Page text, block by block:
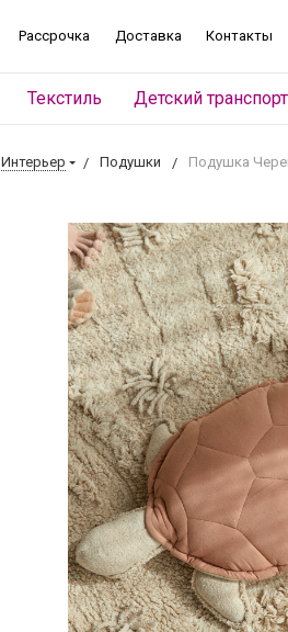
Рассрочка Доставка Контакты
Текстиль Детский транспорт
Интерьер Подушки Подушка